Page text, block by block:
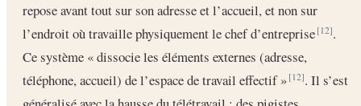
repose avant tout sur son adresse et l’accueil, et non sur
l’endroit où travaille physiquement le chef d’entreprise[12].
Ce système « dissocie les éléments externes (adresse,
téléphone, accueil) de l’espace de travail effectif »[12]. Il s’est